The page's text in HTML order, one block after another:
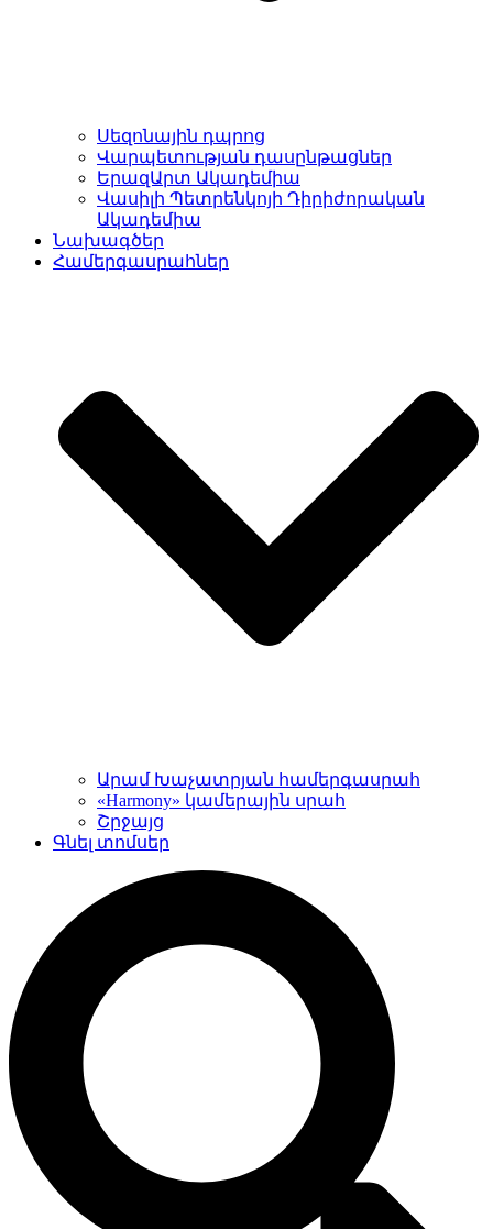
Սեզոնային դպրոց
Վարպետության դասընթացներ
ԵրազԱրտ Ակադեմիա
Վասիլի Պետրենկոյի Դիրիժորական
Ակադեմիա
Նախագծեր
Համերգասրահներ
Արամ Խաչատրյան համերգասրահ
«Harmony» կամերային սրահ
Շրջայց
Գնել տոմսեր